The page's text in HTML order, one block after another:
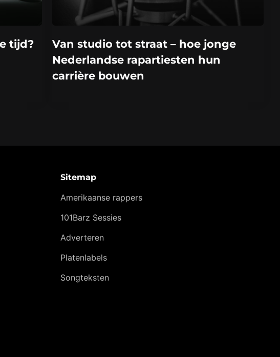
tijd?
Van studio tot straat – hoe jonge
Nederlandse rapartiesten hun
carrière bouwen
Sitemap
Amerikaanse rappers
101Barz Sessies
Adverteren
Platenlabels
Songteksten